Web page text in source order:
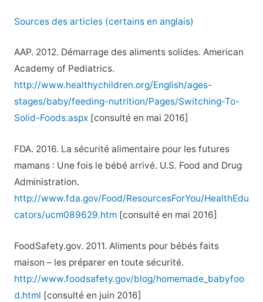
Sources des articles (certains en anglais)
AAP. 2012. Démarrage des aliments solides. American
Academy of Pediatrics.
http://www.healthychildren.org/English/ages-
stages/baby/feeding-nutrition/Pages/Switching-To-
Solid-Foods.aspx[consulté en mai 2016]
FDA. 2016. La sécurité alimentaire pour les futures
mamans : Une fois le bébé arrivé. U.S. Food and Drug
Administration.
http://www.fda.gov/Food/ResourcesForYou/HealthEdu
cators/ucm089629.htm[consulté en mai 2016]
FoodSafety.gov. 2011. Aliments pour bébés faits
maison – les préparer en toute sécurité.
http://www.foodsafety.gov/blog/homemade_babyfoo
d.html [consulté en juin 2016]